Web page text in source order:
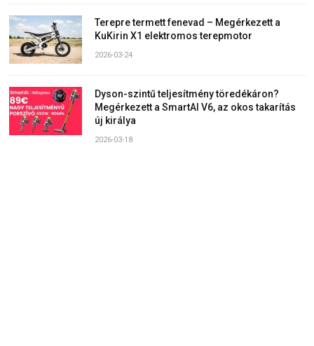
Terepre termett fenevad – Megérkezett a
KuKirin X1 elektromos terepmotor
2026-03-24
Dyson-szintű teljesítmény töredékáron?
Megérkezett a SmartAI V6, az okos takarítás
új királya
2026-03-18